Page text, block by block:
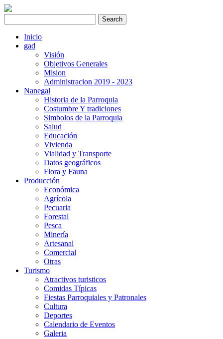
Inicio
gad
Visión
Objetivos Generales
Mision
Administracion 2019 - 2023
Nanegal
Historia de la Parroquia
Costumbre Y tradiciones
Simbolos de la Parroquia
Salud
Educación
Vivienda
Vialidad y Transporte
Datos geográficos
Flora y Fauna
Producción
Económica
Agrícola
Pecuaria
Forestal
Pesca
Minería
Artesanal
Comercial
Otras
Turismo
Atractivos turisticos
Comidas Típicas
Fiestas Parroquiales y Patronales
Cultura
Deportes
Calendario de Eventos
Galeria